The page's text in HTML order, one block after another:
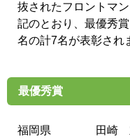
抜されたフロントマ
記のとおり、最優秀
名の計7名が表彰され
最優秀賞
福岡県 田崎 宏